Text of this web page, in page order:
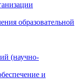
образовательной
(научно-
и